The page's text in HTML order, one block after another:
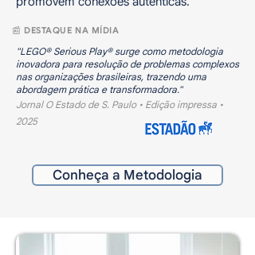
📰 DESTAQUE NA MÍDIA
"LEGO® Serious Play® surge como metodologia
inovadora para resolução de problemas complexos
nas organizações brasileiras, trazendo uma
abordagem prática e transformadora."
Jornal O Estado de S. Paulo • Edição impressa •
2025
Conheça a Metodologia